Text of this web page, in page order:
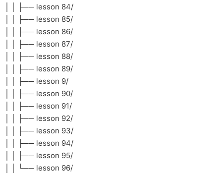
│ │ ├── lesson 84/
│ │ ├── lesson 85/
│ │ ├── lesson 86/
│ │ ├── lesson 87/
│ │ ├── lesson 88/
│ │ ├── lesson 89/
│ │ ├── lesson 9/
│ │ ├── lesson 90/
│ │ ├── lesson 91/
│ │ ├── lesson 92/
│ │ ├── lesson 93/
│ │ ├── lesson 94/
│ │ ├── lesson 95/
│ │ └── lesson 96/